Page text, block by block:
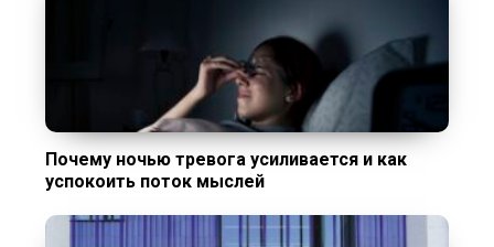
Почему ночью тревога усиливается и как
успокоить поток мыслей